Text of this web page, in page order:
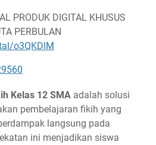
PRODUK DIGITAL KHUSUS
PERBULAN
o3QKDlM
Kelas 12 SMA adalah solusi
pembelajaran fikih yang
langsung pada
ini menjadikan siswa